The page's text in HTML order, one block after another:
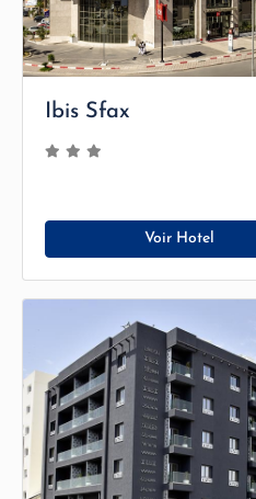
Ibis Sfax
Voir Hotel